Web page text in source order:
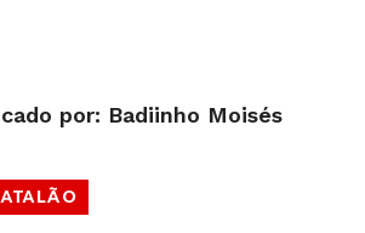
por: Badiinho Moisés